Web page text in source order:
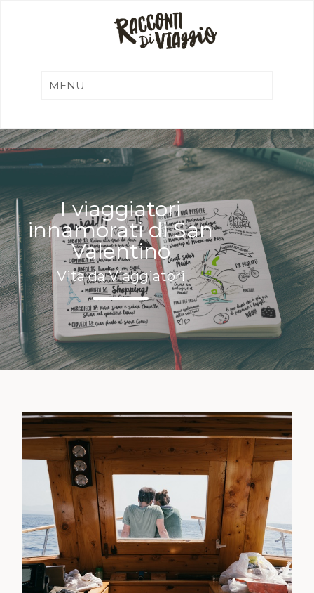
I viaggiatori
innamorati di San
Valentino
Vita da Viaggiatori